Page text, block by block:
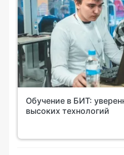
Обучение в БИТ:
высоких технологий